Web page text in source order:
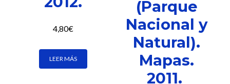
4,80€
LEER MÁS
(Parque
Nacional y
Natural).
Mapas.
2011.